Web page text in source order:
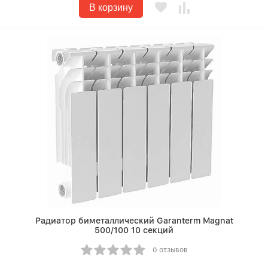
В корзину
Радиатор биметаллический Garanterm Magnat
500/100 10 секций
0 отзывов